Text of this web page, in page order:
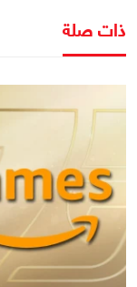
ذات صلة